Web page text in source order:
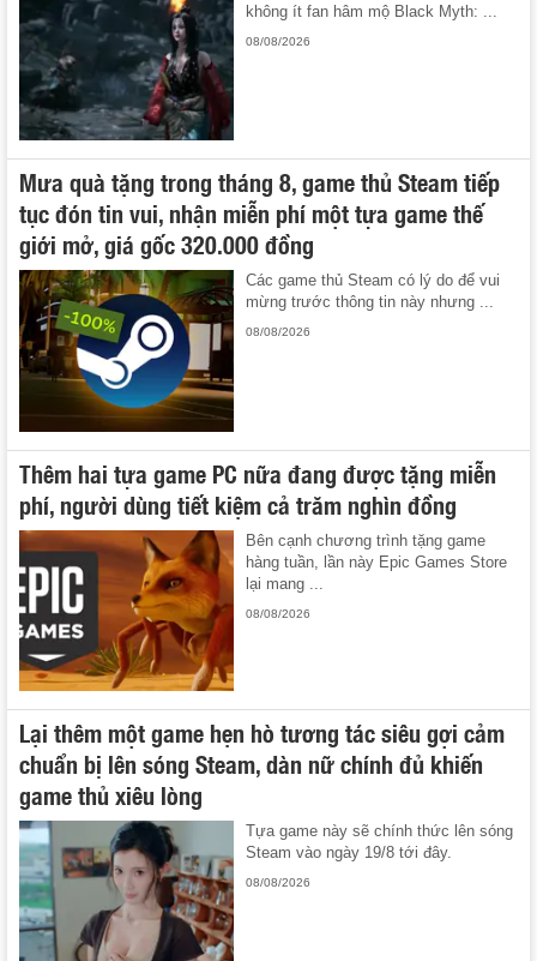
không ít fan hâm mộ Black Myth: ...
08/08/2026
Mưa quà tặng trong tháng 8, game thủ Steam tiếp
tục đón tin vui, nhận miễn phí một tựa game thế
giới mở, giá gốc 320.000 đồng
Các game thủ Steam có lý do để vui
mừng trước thông tin này nhưng ...
08/08/2026
Thêm hai tựa game PC nữa đang được tặng miễn
phí, người dùng tiết kiệm cả trăm nghìn đồng
Bên cạnh chương trình tặng game
hàng tuần, lần này Epic Games Store
lại mang ...
08/08/2026
Lại thêm một game hẹn hò tương tác siêu gợi cảm
chuẩn bị lên sóng Steam, dàn nữ chính đủ khiến
game thủ xiêu lòng
Tựa game này sẽ chính thức lên sóng
Steam vào ngày 19/8 tới đây.
08/08/2026